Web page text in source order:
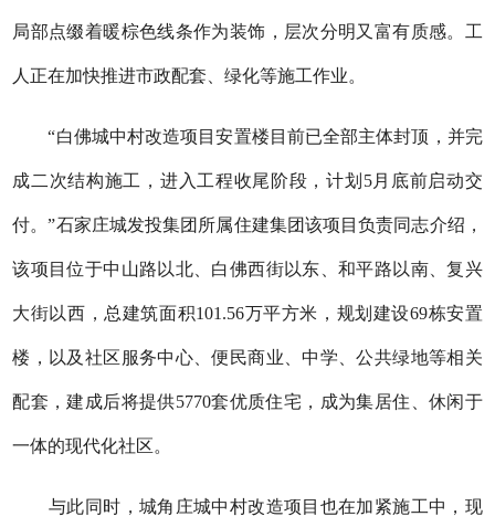
局部点缀着暖棕色线条作为装饰，层次分明又富有质感。工
人正在加快推进市政配套、绿化等施工作业。
“白佛城中村改造项目安置楼目前已全部主体封顶，并完
成二次结构施工，进入工程收尾阶段，计划5月底前启动交
付。”石家庄城发投集团所属住建集团该项目负责同志介绍，
该项目位于中山路以北、白佛西街以东、和平路以南、复兴
大街以西，总建筑面积101.56万平方米，规划建设69栋安置
楼，以及社区服务中心、便民商业、中学、公共绿地等相关
配套，建成后将提供5770套优质住宅，成为集居住、休闲于
一体的现代化社区。
与此同时，城角庄城中村改造项目也在加紧施工中，现